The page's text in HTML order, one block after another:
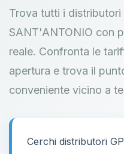
Trova tutti i distributori
SANT'ANTONIO con
reale. Confronta le
apertura e trova il
conveniente vicino a
Cerchi distributori